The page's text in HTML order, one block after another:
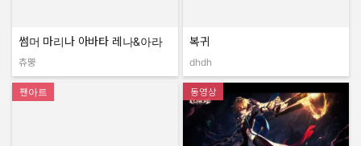
썸머 마리나 아바타 레나&아라
작성자:
츄뿡
복귀
dhdh
팬아트 동영상